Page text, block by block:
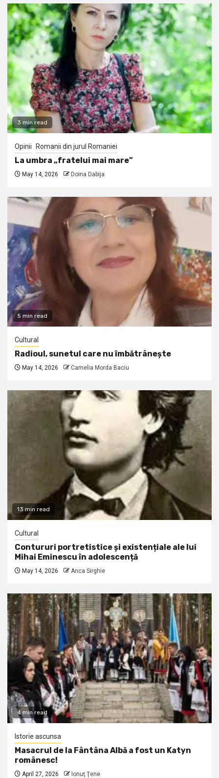
3 min read
Opinii Romanii din jurul Romaniei
La umbra „fratelui mai mare”
May 14, 2026 Doina Dabija
5 min read
Cultural
Radioul, sunetul care nu îmbătrânește
May 14, 2026 Camelia Morda Baciu
13 min read
Cultural
Contururi portretistice și existențiale ale lui
Mihai Eminescu în adolescență
May 14, 2026 Anca Sirghie
4 min read
Istorie ascunsa
Masacrul de la Fântâna Albă a fost un Katyn
românesc!
April 27, 2026 Ionuţ Ţene